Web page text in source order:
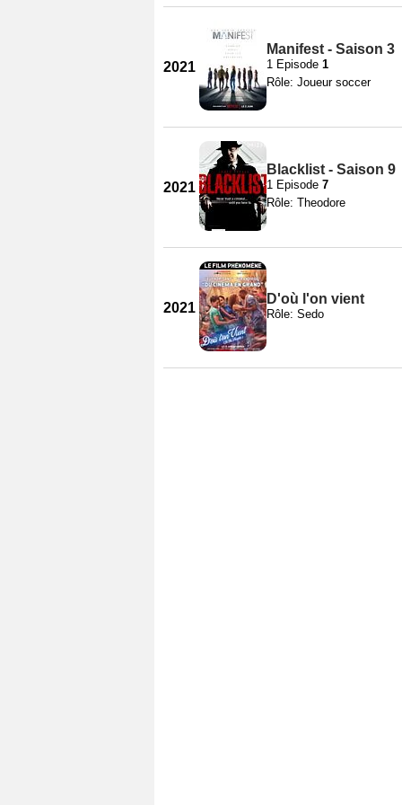
2021
Manifest - Saison 3
1 Episode 1
Rôle: Joueur soccer
2021
Blacklist - Saison 9
1 Episode 7
Rôle: Theodore
2021
D'où l'on vient
Rôle: Sedo